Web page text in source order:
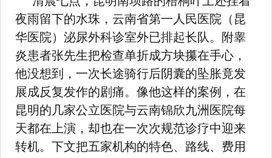
夜雨留下的水珠，云南省第一人民医院（昆
华医院）泌尿外科诊室外已排起长队。附睾
炎患者张先生把检查单折成方块攥在手心，
他没想到，一次长途骑行后阴囊的坠胀竟发
展成反复发作的剧痛。像他这样的案例，在
昆明的几家公立医院与云南锦欣九洲医院每
天都在上演，却也在一次次规范诊疗中迎来
转机。下文把五家机构的特色、路线、费用